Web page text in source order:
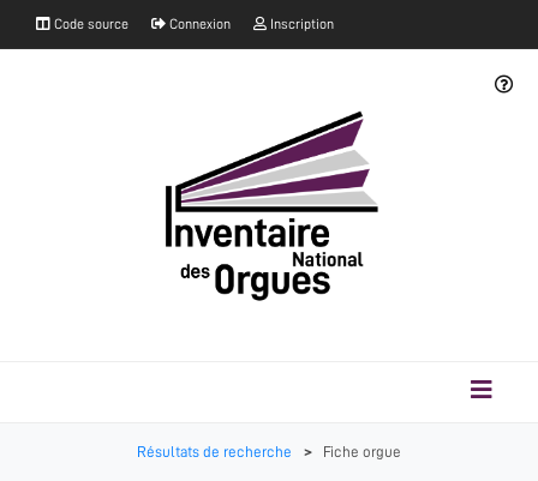
Code source Connexion Inscription
Résultats de recherche > Fiche orgue